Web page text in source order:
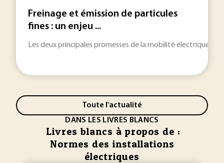
Freinage et émission de particules
fines : un enjeu ...
Les deux principales promesses de la mobilité électrique
Toute l'actualité
DANS LES LIVRES BLANCS
Livres blancs à propos de :
Normes des installations
électriques